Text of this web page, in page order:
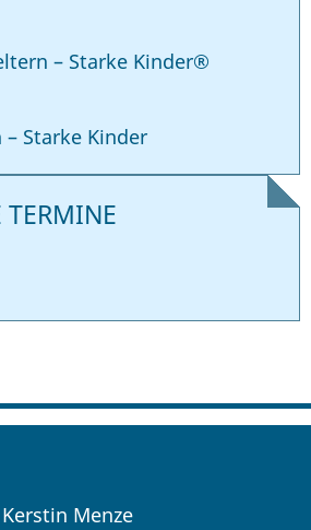
– Starke Kinder®
– Starke Kinder
TERMINE
Menze